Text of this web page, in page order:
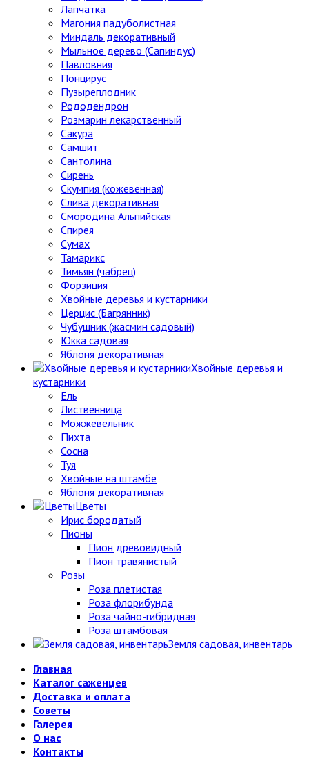
Лапчатка
Магония падуболистная
Миндаль декоративный
Мыльное дерево (Сапиндус)
Павловния
Понцирус
Пузыреплодник
Рододендрон
Розмарин лекарственный
Сакура
Самшит
Сантолина
Сирень
Скумпия (кожевенная)
Слива декоративная
Смородина Альпийская
Спирея
Сумах
Тамарикс
Тимьян (чабрец)
Форзиция
Хвойные деревья и кустарники
Церцис (Багрянник)
Чубушник (жасмин садовый)
Юкка садовая
Яблоня декоративная
Хвойные деревья и
кустарники
Ель
Лиственница
Можжевельник
Пихта
Сосна
Туя
Хвойные на штамбе
Яблоня декоративная
Цветы
Ирис бородатый
Пионы
Пион древовидный
Пион травянистый
Розы
Роза плетистая
Роза флорибунда
Роза чайно-гибридная
Роза штамбовая
Земля садовая, инвентарь
Главная
Каталог саженцев
Доставка и оплата
Советы
Галерея
О нас
Контакты